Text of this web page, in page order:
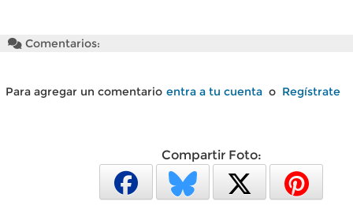
Comentarios:
Para agregar un comentario entra a tu cuenta o Regístrate
Compartir Foto: